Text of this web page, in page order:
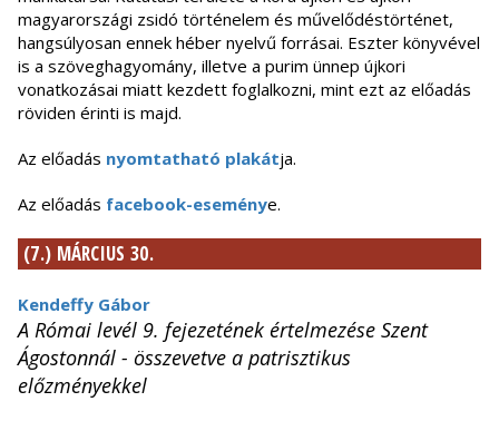
magyarországi zsidó történelem és művelődéstörténet,
hangsúlyosan ennek héber nyelvű forrásai. Eszter könyvével
is a szöveghagyomány, illetve a purim ünnep újkori
vonatkozásai miatt kezdett foglalkozni, mint ezt az előadás
röviden érinti is majd.
Az előadás nyomtatható plakátja.
Az előadás facebook-eseménye.
(7.) MÁRCIUS 30.
Kendeffy Gábor
A Római levél 9. fejezetének értelmezése Szent
Ágostonnál - összevetve a patrisztikus
előzményekkel